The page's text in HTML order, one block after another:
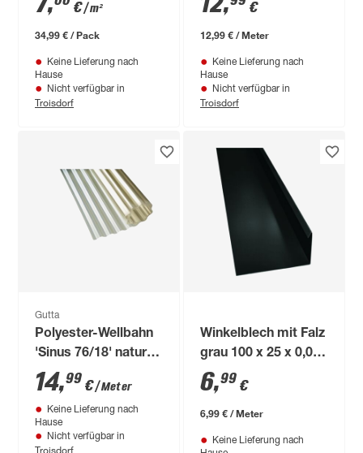
beschiefert 100 x
500 cm
€/ m²
34,99 € / Pack
Keine Lieferung nach
Hause
Nicht verfügbar in
Troisdorf
€
12,99 € / Meter
Keine Lieferung nach
Hause
Nicht verfügbar in
Troisdorf
Gutta
Polyester-Wellbahn
'Sinus 76/18' natur
150 x 0,08 cm
Meterware
14,99 €/ Meter
Keine Lieferung nach
Hause
Nicht verfügbar in
Troisdorf
Winkelblech mit Falz
grau 100 x 25 x 0,06
cm
6,99 €
6,99 € / Meter
Keine Lieferung nach